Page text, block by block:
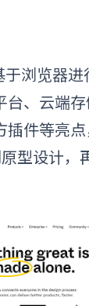
浏览器
台、云端
插件等亮
型设计，